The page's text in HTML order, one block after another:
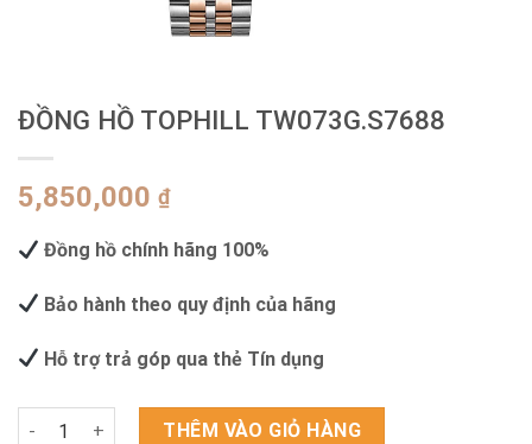
ĐỒNG HỒ TOPHILL TW073G.S7688
5,850,000 ₫
Đồng hồ chính hãng 100%
Bảo hành theo quy định của hãng
Hỗ trợ trả góp qua thẻ Tín dụng
ĐỒNG HỒ TOPHILL TW073G.S7688 số lượng
THÊM VÀO GIỎ HÀNG